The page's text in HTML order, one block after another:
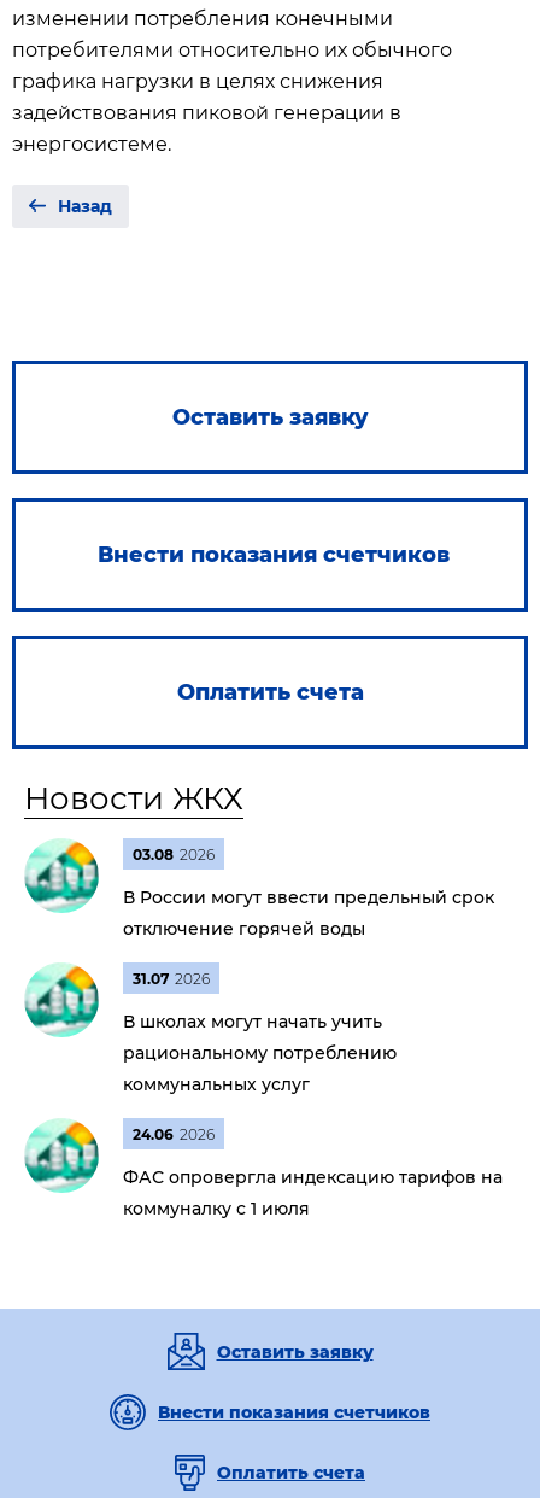
изменении потребления конечными
потребителями относительно их обычного
графика нагрузки в целях снижения
задействования пиковой генерации в
энергосистеме.
Назад
Оставить заявку
Внести показания счетчиков
Оплатить счета
Новости ЖКХ
03.08 2026
В России могут ввести предельный срок
отключение горячей воды
31.07 2026
В школах могут начать учить
рациональному потреблению
коммунальных услуг
24.06 2026
ФАС опровергла индексацию тарифов на
коммуналку с 1 июля
Оставить заявку
Внести показания счетчиков
Оплатить счета